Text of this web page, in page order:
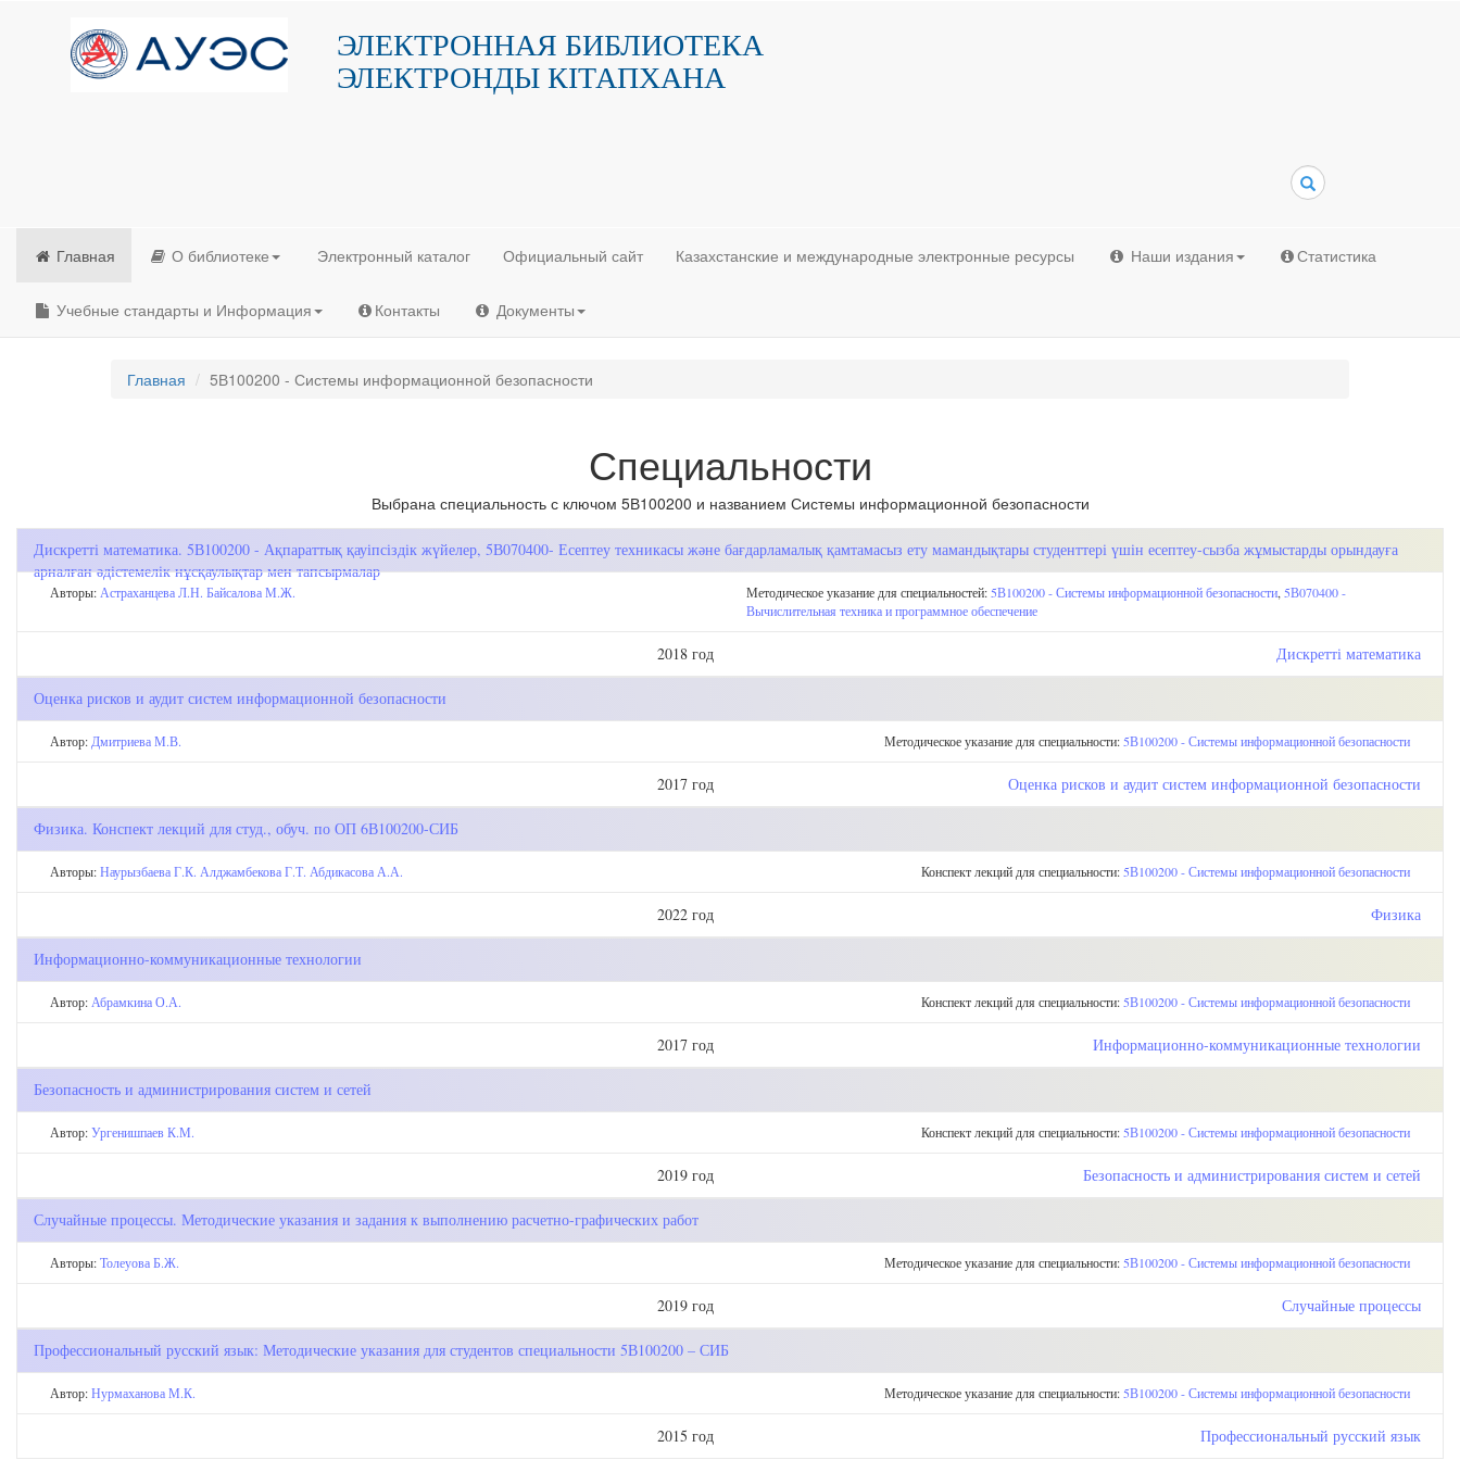
ЭЛЕКТРОННАЯ БИБЛИОТЕКА
ЭЛЕКТРОНДЫ КIТАПХАНА
Поиск
Главная О библиотеке Электронный каталог Официальный сайт Казахстанские и международные электронные ресурсы Наши издания Статистика
Учебные стандарты и Информация Контакты Документы
Главная 5В100200 - Системы информационной безопасности
Специальности
Выбрана специальность с ключом 5В100200 и названием Системы информационной безопасности
Дискретті математика. 5В100200 - Ақпараттық қауіпсіздік жүйелер, 5В070400- Есептеу техникасы және бағдарламалық қамтамасыз ету мамандықтары студенттері үшін есептеу-сызба жұмыстарды орындауға
арналған әдістемелік нұсқаулықтар мен тапсырмалар
Авторы: Астраханцева Л.Н. Байсалова М.Ж. Методическое указание для специальностей: 5В100200 - Системы информационной безопасности, 5В070400 -
Вычислительная техника и программное обеспечение
2018 год Дискретті математика
Оценка рисков и аудит систем информационной безопасности
Автор: Дмитриева М.В. Методическое указание для специальности: 5В100200 - Системы информационной безопасности
2017 год Оценка рисков и аудит систем информационной безопасности
Физика. Конспект лекций для студ., обуч. по ОП 6В100200-СИБ
Авторы:Наурызбаева Г.К. Алджамбекова Г.Т. Абдикасова А.А. Конспект лекций для специальности: 5В100200 - Системы информационной безопасности
2022 год Физика
Информационно-коммуникационные технологии
Автор: Абрамкина О.А. Конспект лекций для специальности: 5В100200 - Системы информационной безопасности
2017 год Информационно-коммуникационные технологии
Безопасность и администрирования систем и сетей
Автор:Ургенишпаев К.М. Конспект лекций для специальности: 5В100200 - Системы информационной безопасности
2019 год Безопасность и администрирования систем и сетей
Случайные процессы. Методические указания и задания к выполнению расчетно-графических работ
Авторы:Толеуова Б.Ж. Методическое указание для специальности: 5В100200 - Системы информационной безопасности
2019 год Случайные процессы
Профессиональный русский язык: Методические указания для студентов специальности 5В100200 – СИБ
Автор:Нурмаханова М.К. Методическое указание для специальности: 5В100200 - Системы информационной безопасности
2015 год Профессиональный русский язык